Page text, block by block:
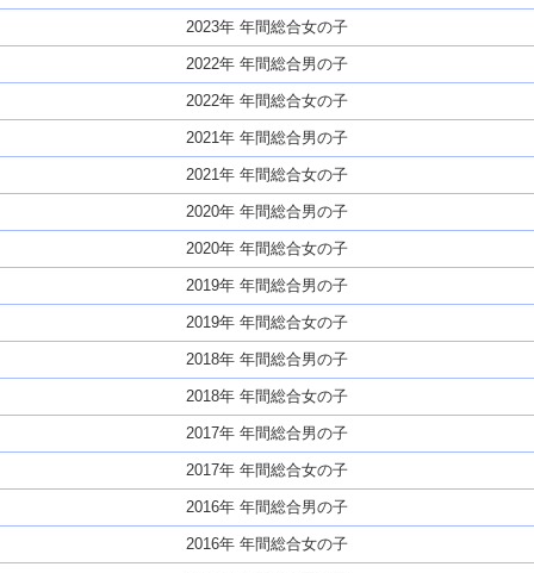
2023年 年間総合女の子
2022年 年間総合男の子
2022年 年間総合女の子
2021年 年間総合男の子
2021年 年間総合女の子
2020年 年間総合男の子
2020年 年間総合女の子
2019年 年間総合男の子
2019年 年間総合女の子
2018年 年間総合男の子
2018年 年間総合女の子
2017年 年間総合男の子
2017年 年間総合女の子
2016年 年間総合男の子
2016年 年間総合女の子